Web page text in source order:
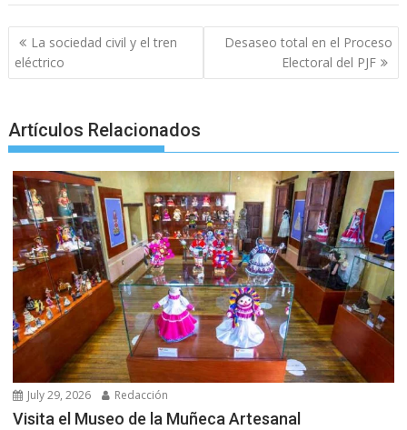
o
k
p
p
g m
Post
navigation
La sociedad civil y el tren
eléctrico
Desaseo total en el Proceso
Electoral del PJF
Artículos Relacionados
July 29, 2026 Redacción
Visita el Museo de la Muñeca Artesanal